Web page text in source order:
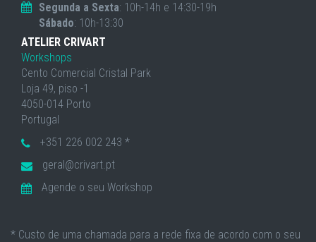
Segunda a Sexta: 10h-14h e 14:30-19h
Sábado: 10h-13:30
ATELIER CRIVART
Workshops
Cento Comercial Cristal Park
Loja 49, piso -1
4050-014 Porto
Portugal
+351 226 002 243 *
geral@crivart.pt
Agende o seu Workshop
* Custo de uma chamada para a rede fixa de acordo com o seu